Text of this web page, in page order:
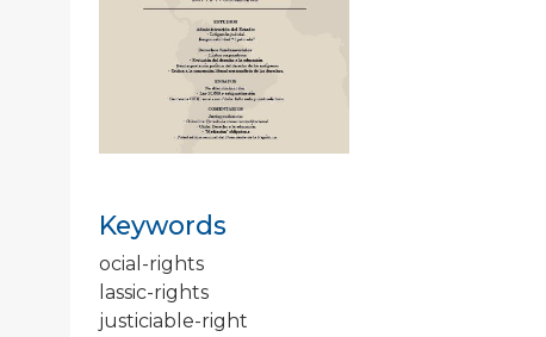
Keywords
ocial-rights
lassic-rights
justiciable-right